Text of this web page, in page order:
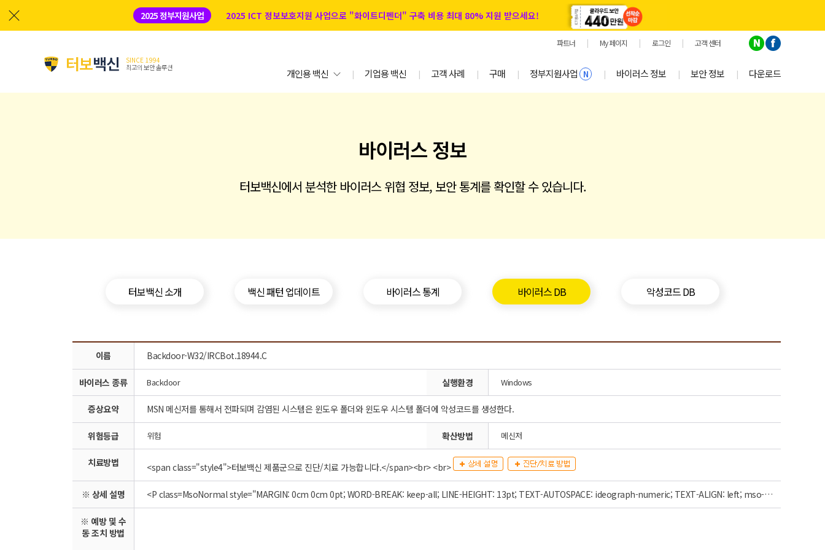
2025 정부지원사업 2025 ICT 정보보호지원 사업으로 "화이트디펜더" 구축 비용 최대 80% 지원 받으세요!
파트너 | My 페이지 | 로그인 | 고객 센터
터보백신
SINCE 1994
최고의 보안 솔루션
개인용 백신 | 기업용 백신 | 고객 사례 | 구매 | 정부지원사업 N | 바이러스 정보 | 보안 정보 | 다운로드
바이러스 정보
터보백신에서 분석한 바이러스 위협 정보, 보안 통계를 확인할 수 있습니다.
터보백신 소개 백신 패턴 업데이트 바이러스 통계 바이러스 DB 악성코드 DB
이름 Backdoor-W32/IRCBot.18944.C
바이러스 종류 Backdoor 실행환경 Windows
증상요약 MSN 메신저를 통해서 전파되며 감염된 시스템은 윈도우 폴더와 윈도우 시스템 폴더에 악성코드를 생성한다.
위험등급 위험 확산방법 메신저
치료방법 <span class="style4">터보백신 제품군으로 진단/치료 가능합니다.</span><br> <br>
※ 상세 설명 <P class=MsoNormal
※ 예방 및 수
동 조치 방법